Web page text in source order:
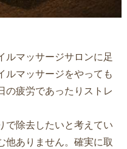
ルマッサージサロンに足
ルマッサージをやっても
の疲労であったりストレ
で除去したいと考えてい
他ありません。確実に取